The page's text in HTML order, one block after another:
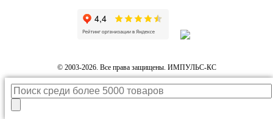
© 2003-2026. Все права защищены. ИМПУЛЬС-КС